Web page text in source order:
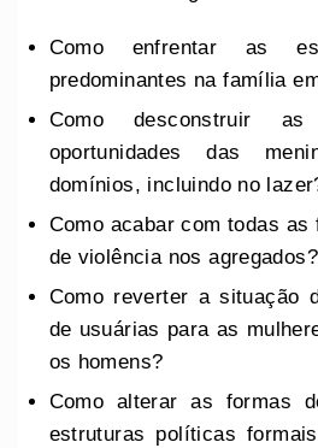
Como enfrentar as
predominantes na família
Como desconstruir as
oportunidades das
domínios, incluindo no
Como acabar com todas
de violência nos agregados?
Como reverter a situação
de usuárias para as
os homens?
Como alterar as formas
estruturas políticas